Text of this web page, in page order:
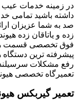
در زمینه خدمات عیب
داشته باشید تمامی
صد به شما عزیزان
زده و یاتاقان زده
فوق تخصصی قسمت
پیشرفته ترین
تعمیرگاه تخصصی
تعمیر گیربکس